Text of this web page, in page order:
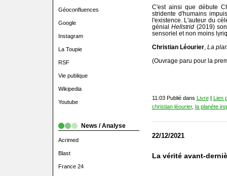
Géoconfluences
Google
Instagram
La Toupie
RSF
Vie publique
Wikipedia
Youtube
News / Analyse
Acrimed
Blast
France 24
C'est ainsi que débute
stridente d'humains
l'existence. L'auteur du
génial Hellstrid (2019)
sensoriel et non moins
Christian Léourier, La
(Ouvrage paru pour la
11:03 Publié dans Livre| Lien
christian léourier, la planète
22/12/2021
La vérité avant-